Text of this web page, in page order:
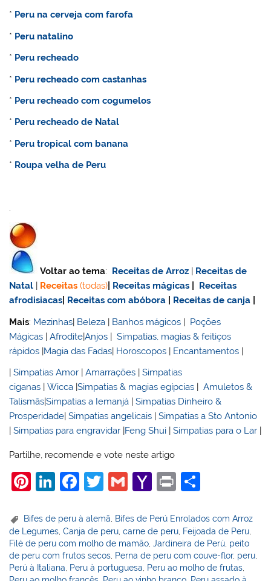
* Peru na cerveja com farofa
* Peru natalino
* Peru recheado
* Peru recheado com castanhas
* Peru recheado com cogumelos
* Peru recheado de Natal
* Peru tropical com banana
* Roupa velha de Peru
.
Voltar ao tema: Receitas de Arroz
Receitas de
Natal
Receitas (todas) Receitas mágicas
Receitas
afrodisiacas
Receitas com abóbora Receitas de canja
Mais: Mezinhas| Beleza | Banhos mágicos | Poções
Mágicas |Afrodite|Anjos |Simpatias, magias & feitiços
rápidos |Magia das Fadas| Horoscopos | Encantamentos |
|Simpatias Amor |Amarrações |Simpatias
ciganas |Wicca |Simpatias & magias egípcias |Amuletos &
Talismãs|Simpatias a Iemanjá |Simpatias Dinheiro &
Prosperidade|Simpatias angelicais |Simpatias a Sto Antonio
|Simpatias para engravidar |Feng Shui |Simpatias para o Lar |
Partilhe, recomende e vote neste artigo
Pi
er
e
st
Li
k
e
dI
F
c
e
b
T
itt
er
G
ai
l
Y
h
o
o
Pr
t
ar
e
Bifes de peru à alemã
Bifes de Perú Enrolados com Arroz
de Legumes,Canja de peru,carne de peru, Feijoada de Peru,
Filé de peru com molho de mamão,Jardineira de Perú, peito
de peru com frutos secos, Perna de peru com couve-flor, peru,
Perú à Italiana, Peru à portuguesa, Peru ao molho de frutas,